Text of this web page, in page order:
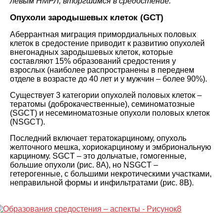
Опухоли зародышевых клеток (GCT)
Аберрантная миграция примордиальных половых
клеток в средостение приводит к развитию опухолей
внегонадных зародышевых клеток, которые
составляют 15% образований средостения у
взрослых (наиболее распространены в переднем
отделе в возрасте до 40 лет и у мужчин – более 90%).
Существует 3 категории опухолей половых клеток –
тератомы (доброкачественные), семиноматозные
(SGCT) и несеминоматозные опухоли половых клеток
(NSGCT).
Последний включает тератокарциному, опухоль
желточного мешка, хориокарциному и эмбриональную
карциному. SGCT – это дольчатые, гомогенные,
большие опухоли (рис. 8A), но NSGCT –
гетерогенные, с большими некротическими участками,
неправильной формы и инфильтратами (рис. 8B).